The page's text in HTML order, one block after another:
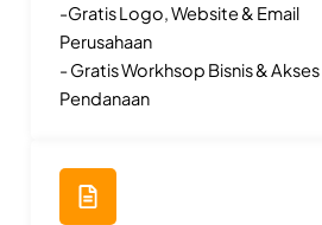
-Gratis Logo, Website & Email
Perusahaan
- Gratis Workhsop Bisnis & Akses
Pendanaan